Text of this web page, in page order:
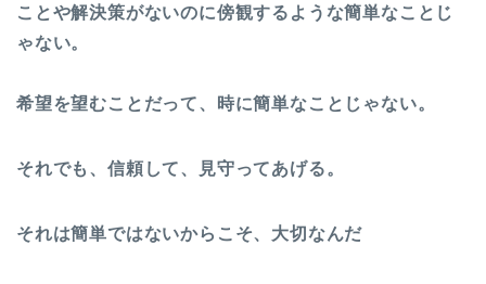
ことや解決策がないのに傍観するような簡単なことじ
ゃない。
希望を望むことだって、時に簡単なことじゃない。
それでも、信頼して、見守ってあげる。
それは簡単ではないからこそ、大切なんだ